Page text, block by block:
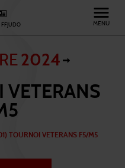
FFJUDO MENU
2024
VETERANS
TOURNOI VETERANS F5/M5